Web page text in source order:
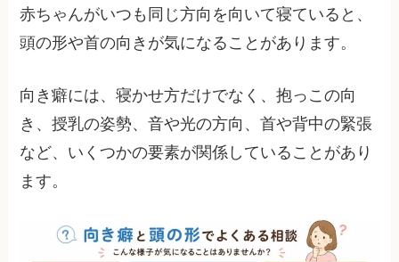
赤ちゃんがいつも同じ方向を向いて寝ていると、
頭の形や首の向きが気になることがあります。
向き癖には、寝かせ方だけでなく、抱っこの向
き、授乳の姿勢、音や光の方向、首や背中の緊張
など、いくつかの要素が関係していることがあり
ます。